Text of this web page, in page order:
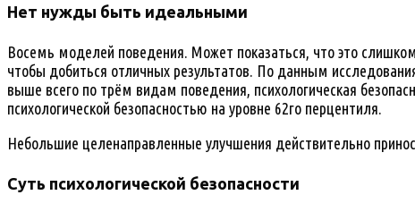
Нет нужды быть идеальными
Восемь моделей поведения. Может показаться, что это
чтобы добиться отличных результатов. По данным
выше всего по трём видам поведения, психологическая
психологической безопасностью на уровне 62го перцентиля.
Небольшие целенаправленные улучшения действительно
Суть психологической безопасности